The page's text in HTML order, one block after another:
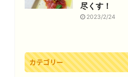
尽くす！
2023/2/24
カテゴリー